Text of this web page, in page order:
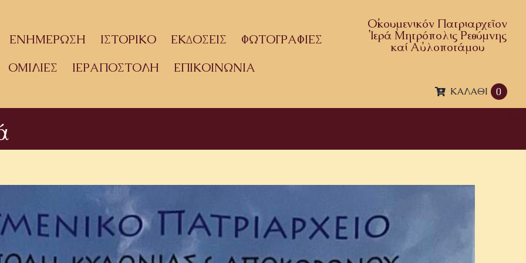
ΕΝΗΜΕΡΩΣΗ ΙΣΤΟΡΙΚΟ ΕΚΔΟΣΕΙΣ
ΦΩΤΟΓΡΑΦΙΕΣ
ΟΜΙΛΙΕΣ ΙΕΡΑΠΟΣΤΟΛΗ ΕΠΙΚΟΙΝΩΝΙΑ
Οἰκουμενικόν Πατριαρχεῖον
Ἱερά Μητρόπολις Ρεθύμνης
καί Αὐλοποτάμου
ΚΑΛΆΘΙ 0